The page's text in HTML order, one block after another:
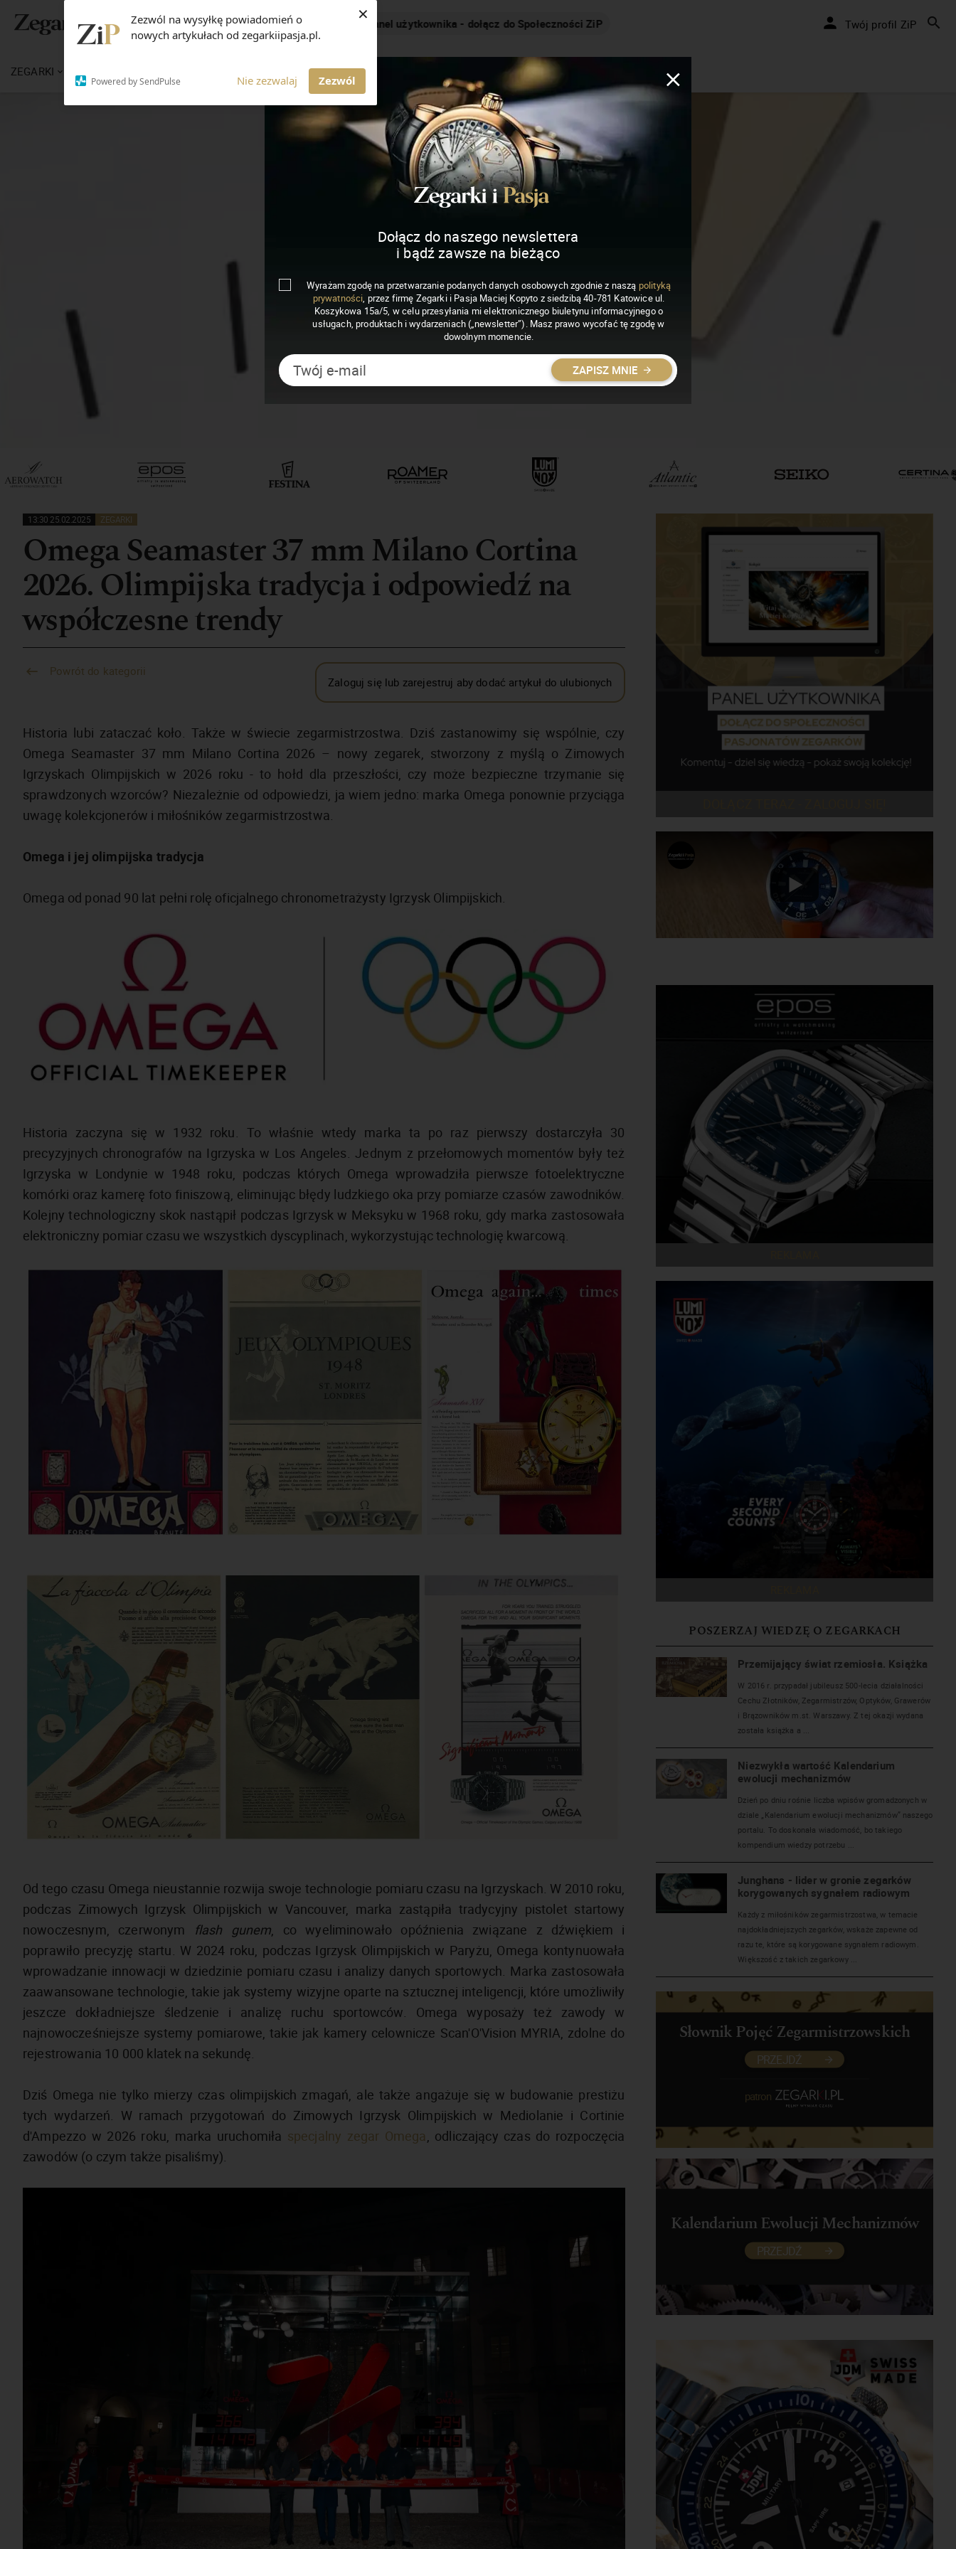
Zezwól na wysyłkę powiadomień o
nowych artykułach od zegarkiipasja.pl.
Powered by SendPulse Nie zezwalaj Zezwól
× Nakręcamy pozytywnie... cały czas! Twój profil ZiP
ZEGARKI MAGAZYN ZEGARKI I PASJA
13:30 25.02.2025 ZEGARKI
Omega Seamaster 37 mm Milano Cortina
2026. Olimpijska tradycja i odpowiedź na
współczesne trendy
Powrót do kategorii
Zaloguj się lub zarejestruj aby dodać artykuł do ulubionych
Historia lubi zataczać koło. Także w świecie zegarmistrzostwa. Dziś zastanowimy się wspólnie, czy
Omega Seamaster 37 mm Milano Cortina 2026 – nowy zegarek, stworzony z myślą o Zimowych
Igrzyskach Olimpijskich w 2026 roku - to hołd dla przeszłości, czy może bezpieczne trzymanie się
sprawdzonych wzorców? Niezależnie od odpowiedzi, ja wiem jedno: marka Omega ponownie przyciąga
uwagę kolekcjonerów i miłośników zegarmistrzostwa.
Omega i jej olimpijska tradycja
Omega od ponad 90 lat pełni rolę oficjalnego chronometrażysty Igrzysk Olimpijskich.
Historia zaczyna się w 1932 roku. To właśnie wtedy marka ta po raz pierwszy dostarczyła 30
precyzyjnych chronografów na Igrzyska w Los Angeles. Jednym z przełomowych momentów były też
Igrzyska w Londynie w 1948 roku, podczas których Omega wprowadziła pierwsze fotoelektryczne
komórki oraz kamerę foto finiszową, eliminując błędy ludzkiego oka przy pomiarze czasów zawodników.
Kolejny technologiczny skok nastąpił podczas Igrzysk w Meksyku w 1968 roku, gdy marka zastosowała
elektroniczny pomiar czasu we wszystkich dyscyplinach, wykorzystując technologię kwarcową.
Od tego czasu Omega nieustannie rozwija swoje technologie pomiaru czasu na Igrzyskach. W 2010 roku,
podczas Zimowych Igrzysk Olimpijskich w Vancouver, marka zastąpiła tradycyjny pistolet startowy
nowoczesnym, czerwonym flash gunem , co wyeliminowało opóźnienia związane z dźwiękiem i
poprawiło precyzję startu. W 2024 roku, podczas Igrzysk Olimpijskich w Paryżu, Omega kontynuowała
wprowadzanie innowacji w dziedzinie pomiaru czasu i analizy danych sportowych. Marka zastosowała
zaawansowane technologie, takie jak systemy wizyjne oparte na sztucznej inteligencji, które umożliwiły
jeszcze dokładniejsze śledzenie i analizę ruchu sportowców. Omega wyposaży też zawody w
najnowocześniejsze systemy pomiarowe, takie jak kamery celownicze Scan'O'Vision MYRIA, zdolne do
rejestrowania 10 000 klatek na sekundę.
Dziś Omega nie tylko mierzy czas olimpijskich zmagań, ale także angażuje się w budowanie prestiżu
tych wydarzeń. W ramach przygotowań do Zimowych Igrzysk Olimpijskich w Mediolanie i Cortinie
d'Ampezzo w 2026 roku, marka uruchomiła specjalny zegar Omega
, odliczający czas do rozpoczęcia
zawodów (o czym także pisaliśmy).
POSZERZAJ WIEDZĘ O ZEGARKACH
Przemijający świat rzemiosła. Książka
W 2016 r. przypadał jubileusz 500-lecia działalności
Cechu Złotników, Zegarmistrzów, Optyków, Grawerów
i Brązowników m.st. Warszawy. Z tej okazji wydana
została książka a ...
Niezwykła wartość Kalendarium
ewolucji mechanizmów
Dzień po dniu rośnie liczba wpisów gromadzonych w
dziale „Kalendarium ewolucji mechanizmów” naszego
portalu. To doskonała wiadomość, bo takiego
kompendium wiedzy potrzebu ...
Junghans - lider w gronie zegarków
korygowanych sygnałem radiowym
Każdy z miłośników zegarmistrzostwa, w temacie
najdokładniejszych zegarków, wskaże zapewne od
razu te, które są korygowane sygnałem radiowym.
Większość z takich zegarkowy ...
Słownik Pojęć Zegarmistrzowskich
PRZEJDŹ
patron
Kalendarium Ewolucji Mechanizmów
PRZEJDŹ
Dołącz do naszego newslettera
i bądź zawsze na bieżąco
Wyrażam zgodę na przetwarzanie podanych danych osobowych zgodnie z naszą polityką
prywatności, przez firmę Zegarki i Pasja Maciej Kopyto z siedzibą 40-781 Katowice ul.
Koszykowa 15a/5, w celu przesyłania mi elektronicznego biuletynu informacyjnego o
usługach, produktach i wydarzeniach („newsletter”). Masz prawo wycofać tę zgodę w
dowolnym momencie.
ZAPISZ MNIE